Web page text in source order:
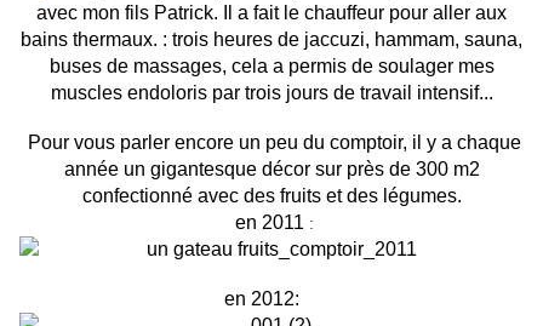
avec mon fils Patrick. Il a fait le chauffeur pour aller aux
bains thermaux. : trois heures de jaccuzi, hammam, sauna,
buses de massages, cela a permis de soulager mes
muscles endoloris par trois jours de travail intensif...
Pour vous parler encore un peu du comptoir, il y a chaque
année un gigantesque décor sur près de 300 m2
confectionné avec des fruits et des légumes.
en 2011 :
en 2012: